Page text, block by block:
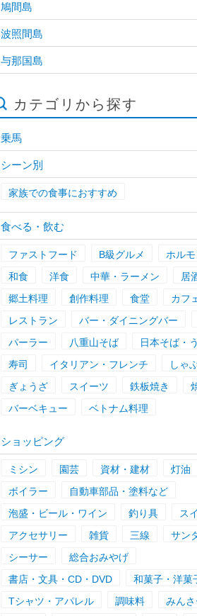
鳩間島
波照間島
与那国島
カテゴリから探す
乗馬
シーン別
家族での食事におすすめ
食べる・飲む
ファストフード B級グルメ
ホル
和食
洋食 中華・ラーメン
居
郷土料理
創作料理 食堂
カフ
レストラン
バー・ダイニングバー
パーラー
八重山そば
日本そば・
寿司
イタリアン・フレンチ
しゃ
ぎょうざ
スイーツ 鉄板焼き
バーベキュー
ベトナム料理
ショッピング
ミシン 園芸 資材・建材
灯油
ボイラー
自動車部品・塗料など
泡盛・ビール・ワイン
釣り具
ス
アクセサリー
雑貨 三線
サン
シーサー
総合おみやげ
書店・文具・CD・DVD
和菓子・洋菓
Tシャツ・アパレル
調味料
みん